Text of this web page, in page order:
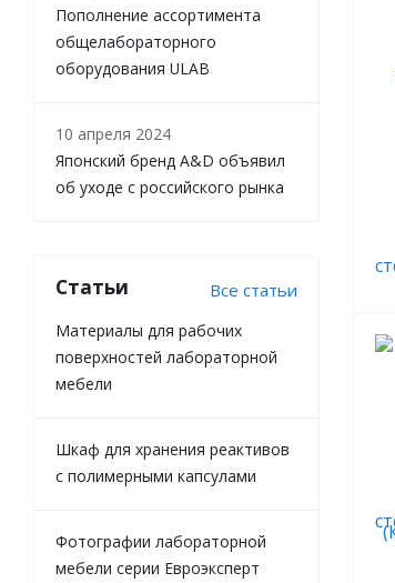
Пополнение ассортимента
общелабораторного
оборудования ULAB
10 апреля 2024
Японский бренд A&D объявил
об уходе с российского рынка
Статьи Все статьи
Материалы для рабочих
поверхностей лабораторной
мебели
Шкаф для хранения реактивов
с полимерными капсулами
Фотографии лабораторной
мебели серии Евроэксперт